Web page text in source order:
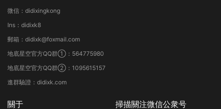
微信：didixingkong
Ins：didixk8
郵箱：didixk@foxmail.com
地底星空官方QQ群①：564775980
地底星空官方QQ群②：1095615157
進群驗證：didixk.com
關于 掃描關注微信公衆号